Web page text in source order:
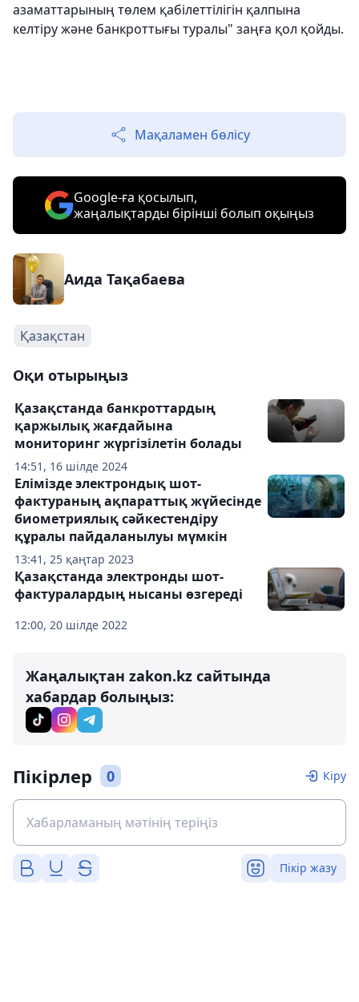
азаматтарының төлем қабілеттілігін қалпына
келтіру және банкроттығы туралы" заңға қол қойды.
Мақаламен бөлісу
Google-ға қосылып,
жаңалықтарды бірінші болып оқыңыз
Аида Тақабаева
Қазақстан
Оқи отырыңыз
14:51, 16 шілде 2024
Қазақстанда банкроттардың
қаржылық жағдайына
мониторинг жүргізілетін болады
13:41, 25 қаңтар 2023
Елімізде электрондық шот-
фактураның ақпараттық жүйесінде
биометриялық сәйкестендіру
құралы пайдаланылуы мүмкін
12:00, 20 шілде 2022
Қазақстанда электронды шот-
фактуралардың нысаны өзгереді
Жаңалықтан zakon.kz сайтында
хабардар болыңыз:
Пікірлер 0 Кіру
Пікір жазу